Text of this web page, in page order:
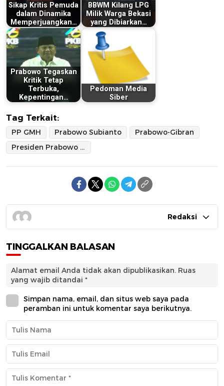
Sikap Kritis Pemuda
dalam Dinamika
Memperjuangkan…
BBWM Kilang LPG
Milik Warga Bekasi
yang Dibiarkan…
Prabowo Tegaskan
Kritik Tetap
Terbuka,
Kepentingan…
Pedoman Media
Siber
Tag Terkait:
PP GMH Prabowo Subianto
Prabowo-Gibran
Presiden Prabowo Subianto
Redaksi
TINGGALKAN BALASAN
Alamat email Anda tidak akan dipublikasikan. Ruas
yang wajib ditandai *
Simpan nama, email, dan situs web saya pada
peramban ini untuk komentar saya berikutnya.